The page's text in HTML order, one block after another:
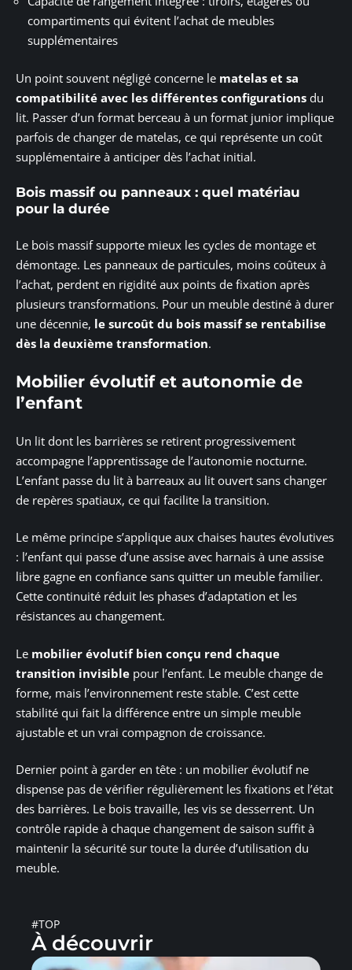
compartiments qui évitent l’achat de meubles
supplémentaires
Un point souvent négligé concerne le matelas et sa
compatibilité avec les différentes configurations du
lit. Passer d’un format berceau à un format junior implique
parfois de changer de matelas, ce qui représente un coût
supplémentaire à anticiper dès l’achat initial.
Bois massif ou panneaux : quel matériau
pour la durée
Le bois massif supporte mieux les cycles de montage et
démontage. Les panneaux de particules, moins coûteux à
l’achat, perdent en rigidité aux points de fixation après
plusieurs transformations. Pour un meuble destiné à durer
une décennie, le surcoût du bois massif se rentabilise
dès la deuxième transformation.
Mobilier évolutif et autonomie de
l’enfant
Un lit dont les barrières se retirent progressivement
accompagne l’apprentissage de l’autonomie nocturne.
L’enfant passe du lit à barreaux au lit ouvert sans changer
de repères spatiaux, ce qui facilite la transition.
Le même principe s’applique aux chaises hautes évolutives
: l’enfant qui passe d’une assise avec harnais à une assise
libre gagne en confiance sans quitter un meuble familier.
Cette continuité réduit les phases d’adaptation et les
résistances au changement.
Le mobilier évolutif bien conçu rend chaque
transition invisible pour l’enfant. Le meuble change de
forme, mais l’environnement reste stable. C’est cette
stabilité qui fait la différence entre un simple meuble
ajustable et un vrai compagnon de croissance.
Dernier point à garder en tête : un mobilier évolutif ne
dispense pas de vérifier régulièrement les fixations et l’état
des barrières. Le bois travaille, les vis se desserrent. Un
contrôle rapide à chaque changement de saison suffit à
maintenir la sécurité sur toute la durée d’utilisation du
meuble.
#TOP
À découvrir